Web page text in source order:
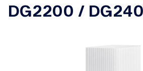
DG2200 /